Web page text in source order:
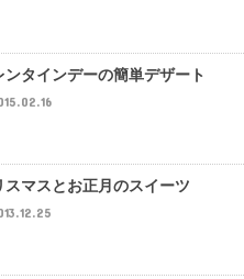
ンタインデーの簡単デザート
スマスとお正月のスイーツ